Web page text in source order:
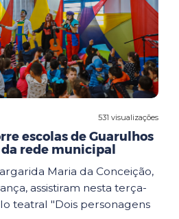
531 visualizações
escolas de Guarulhos
rede municipal
Maria da Conceição,
assistiram nesta terça-
teatral "Dois personagens